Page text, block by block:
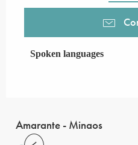
Spoken languages
Spoken languages
Amarante - Minaos